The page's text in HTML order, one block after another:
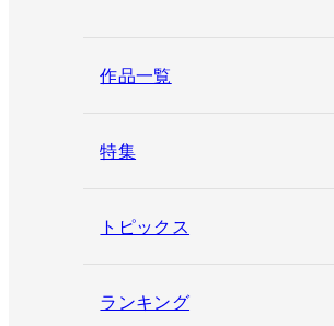
作品一覧
特集
トピックス
ランキング